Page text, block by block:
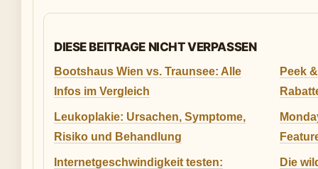
DIESE BEITRAGE NICHT VERPASSEN
Bootshaus Wien vs. Traunsee: Alle
Infos im Vergleich
Peek
Leukoplakie: Ursachen, Symptome,
Risiko und Behandlung
Internetgeschwindigkeit testen:
Die